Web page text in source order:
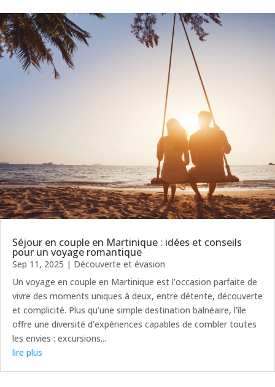
Séjour en couple en Martinique : idées et conseils
pour un voyage romantique
Sep 11, 2025 | Découverte et évasion
Un voyage en couple en Martinique est l’occasion parfaite de
vivre des moments uniques à deux, entre détente, découverte
et complicité. Plus qu’une simple destination balnéaire, l’île
offre une diversité d’expériences capables de combler toutes
les envies : excursions...
lire plus